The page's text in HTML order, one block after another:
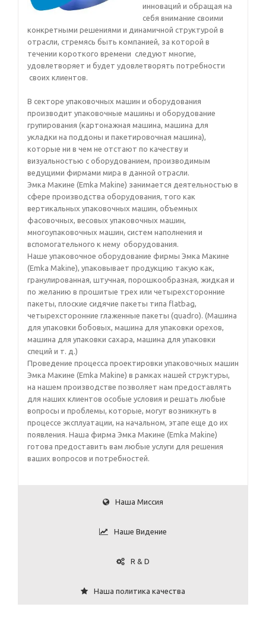
инноваций и обращая на
себя внимание своими
конкретными решениями и динамичной структурой в
отрасли, стремясь быть компанией, за которой в
течении короткого времени следуют многие,
удовлетворяет и будет удовлетворять потребности
своих клиентов.
В секторе упаковочных машин и оборудования
производит упаковочные машины и оборудование
групирования (картонажная машина, машина для
укладки на поддоны и пакетировочная машина),
которые ни в чем не отстают по качеству и
визуальностью с оборудованием, производимым
ведущими фирмами мира в данной отрасли.
Эмка Макине (Emka Makine) занимается деятельностью в
сфере производства оборудования, того как
вертикальных упаковочных машин, объемных
фасовочных, весовых упаковочных машин,
многоупаковочных машин, систем наполнения и
вспомогательного к нему оборудования.
Наше упаковочное оборудование фирмы Эмка Макине
(Emka Makine), упаковывает продукцию такую как,
гранулированная, штучная, порошкообразная, жидкая и
по желанию в прошитые трех или четырехсторонние
пакеты, плоские сидячие пакеты типа flatbag,
четырехсторонние глаженные пакеты (quadro). (Машина
для упаковки бобовых, машина для упаковки орехов,
машина для упаковки сахара, машина для упаковки
специй и т. д.)
Проведение процесса проектировки упаковочных машин
Эмка Макине (Emka Makine) в рамках нашей структуры,
на нашем производстве позволяет нам предоставлять
для наших клиентов особые условия и решать любые
вопросы и проблемы, которые, могут возникнуть в
процессе эксплуатации, на начальном, этапе еще до их
появления. Наша фирма Эмка Макине (Emka Makine)
готова предоставить вам любые услуги для решения
ваших вопросов и потребностей.
Наша Миссия
Наше Видение
R & D
Наша политика качества